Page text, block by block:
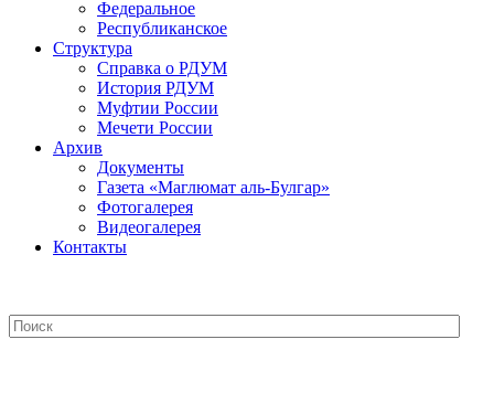
Федеральное
Республиканское
Структура
Справка о РДУМ
История РДУМ
Муфтии России
Мечети России
Архив
Документы
Газета «Маглюмат аль-Булгар»
Фотогалерея
Видеогалерея
Контакты